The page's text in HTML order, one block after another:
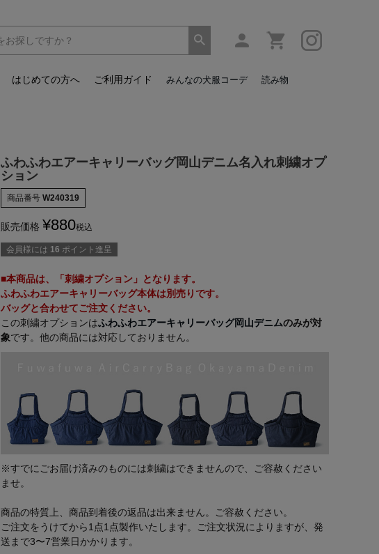
はじめての方へ ご利用ガイド みんなの犬服コーデ 読み物
ふわふわエアーキャリーバッグ岡山デニム名入れ刺繍オプ
ション
商品番号 W240319
販売価格 ¥880税込
会員様には 16 ポイント進呈
■本商品は、「刺繍オプション」となります。
ふわふわエアーキャリーバッグ本体は別売りです。
バッグと合わせてご注文ください。
この刺繍オプションはふわふわエアーキャリーバッグ岡山デニムのみが対
象です。他の商品には対応しておりません。
※すでにごお届け済みのものには刺繍はできませんので、ご容赦ください
ませ。
商品の特質上、商品到着後の返品は出来ません。ご容赦ください。
ご注文をうけてから1点1点製作いたします。ご注文状況によりますが、発
送まで3〜7営業日かかります。